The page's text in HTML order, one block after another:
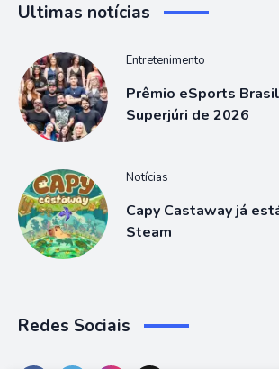
Ultimas notícias
Entretenimento
Prêmio eSports
Superjúri de 2026
Notícias
Capy Castaway já
Steam
Redes Sociais